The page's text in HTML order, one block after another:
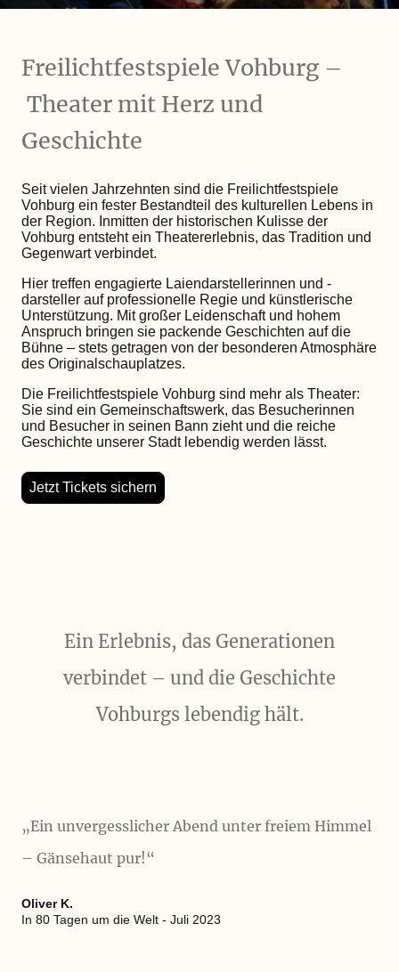
Freilichtfestspiele Vohburg –
Theater mit Herz und
Geschichte
Seit vielen Jahrzehnten sind die Freilichtfestspiele
Vohburg ein fester Bestandteil des kulturellen Lebens in
der Region. Inmitten der historischen Kulisse der
Vohburg entsteht ein Theatererlebnis, das Tradition und
Gegenwart verbindet.
Hier treffen engagierte Laiendarstellerinnen und -
darsteller auf professionelle Regie und künstlerische
Unterstützung. Mit großer Leidenschaft und hohem
Anspruch bringen sie packende Geschichten auf die
Bühne – stets getragen von der besonderen Atmosphäre
des Originalschauplatzes.
Die Freilichtfestspiele Vohburg sind mehr als Theater:
Sie sind ein Gemeinschaftswerk, das Besucherinnen
und Besucher in seinen Bann zieht und die reiche
Geschichte unserer Stadt lebendig werden lässt.
Jetzt Tickets sichern
Ein Erlebnis, das Generationen
verbindet – und die Geschichte
Vohburgs lebendig hält.
„Ein unvergesslicher Abend unter freiem Himmel
– Gänsehaut pur!“
Oliver K.
In 80 Tagen um die Welt - Juli 2023